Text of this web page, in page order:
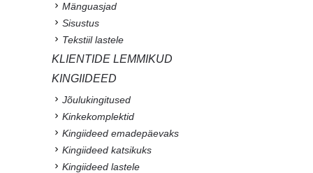
Mänguasjad
Sisustus
Tekstiil lastele
KLIENTIDE LEMMIKUD
KINGIIDEED
Jõulukingitused
Kinkekomplektid
Kingiideed emadepäevaks
Kingiideed katsikuks
Kingiideed lastele